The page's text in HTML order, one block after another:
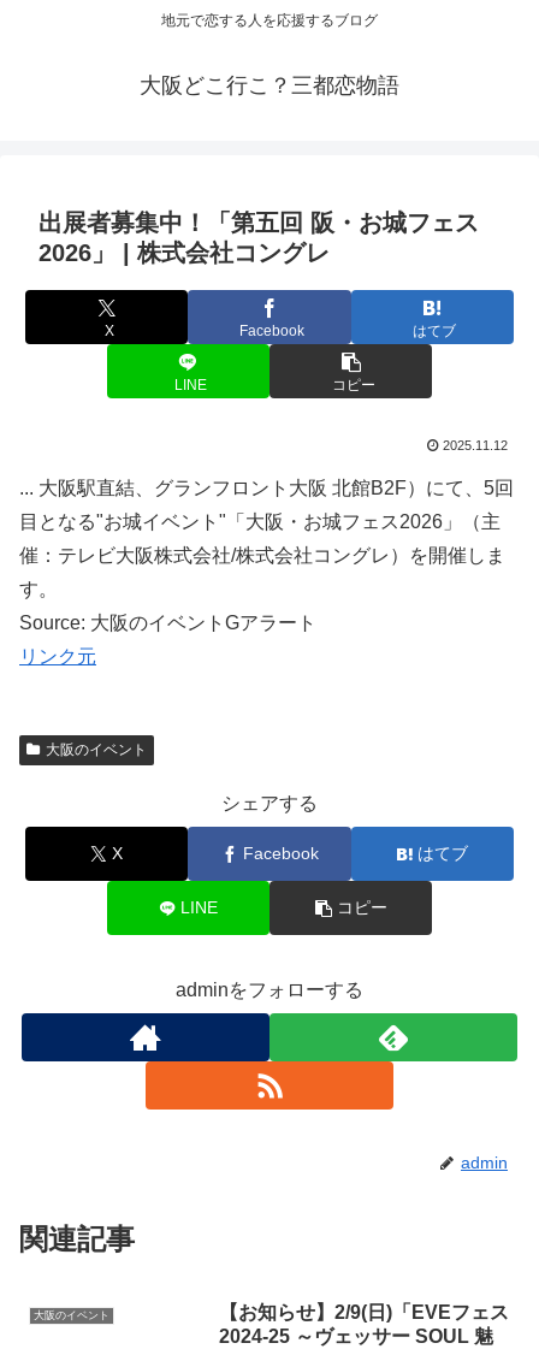
地元で恋する人を応援するブログ
大阪どこ行こ？三都恋物語
出展者募集中！「第五回 阪・お城フェス
2026」 | 株式会社コングレ
X Facebook はてブ
LINE コピー
2025.11.12
... 大阪駅直結、グランフロント大阪 北館B2F）にて、5回
目となる"お城イベント"「大阪・お城フェス2026」（主
催：テレビ大阪株式会社/株式会社コングレ）を開催しま
す。
Source: 大阪のイベントGアラート
リンク元
大阪のイベント
シェアする
X Facebook はてブ
LINE コピー
adminをフォローする
admin
関連記事
大阪のイベント
【お知らせ】2/9(日)「EVEフェス
2024-25 ～ヴェッサー SOUL 魅